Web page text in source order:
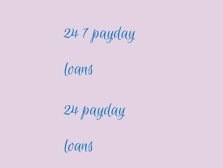
24 7 payday
loans
24 payday
loans